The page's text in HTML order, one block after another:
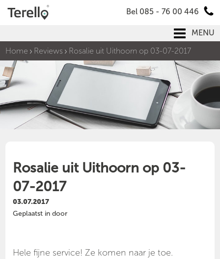
Bel 085 - 76 00 446
MENU
Home
Reviews Rosalie uit Uithoorn op 03-07-2017
Rosalie uit Uithoorn op 03-
07-2017
03.07.2017
Geplaatst in door
Hele fijne service! Ze komen naar je toe.